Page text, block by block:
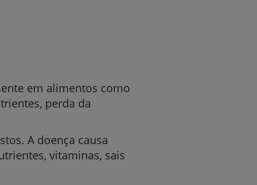
em alimentos como
perda da
A doença causa
vitaminas, sais